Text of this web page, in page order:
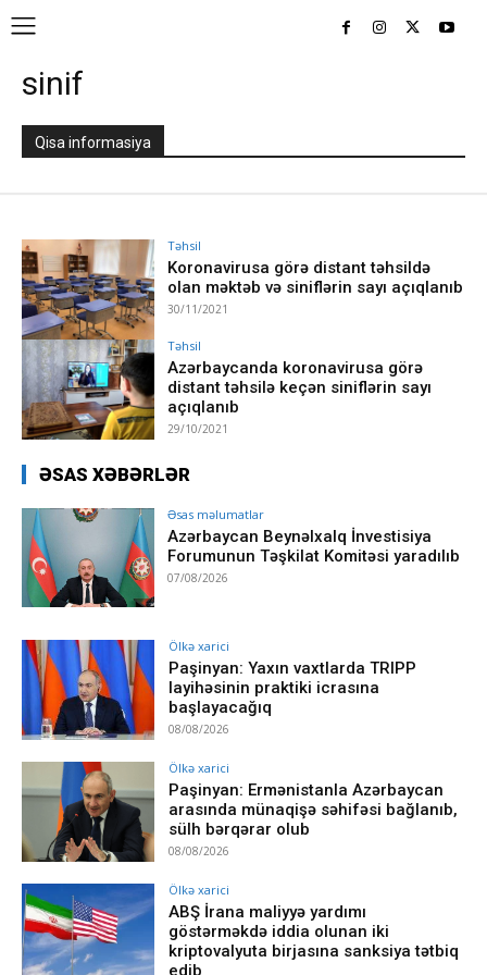
sinif
Qisa informasiya
Təhsil
Koronavirusa görə distant təhsildə
olan məktəb və siniflərin sayı açıqlanıb
30/11/2021
Təhsil
Azərbaycanda koronavirusa görə
distant təhsilə keçən siniflərin sayı
açıqlanıb
29/10/2021
ƏSAS XƏBƏRLƏR
Əsas məlumatlar
Azərbaycan Beynəlxalq İnvestisiya
Forumunun Təşkilat Komitəsi yaradılıb
07/08/2026
Ölkə xarici
Paşinyan: Yaxın vaxtlarda TRIPP
layihəsinin praktiki icrasına
başlayacağıq
08/08/2026
Ölkə xarici
Paşinyan: Ermənistanla Azərbaycan
arasında münaqişə səhifəsi bağlanıb,
sülh bərqərar olub
08/08/2026
Ölkə xarici
ABŞ İrana maliyyə yardımı
göstərməkdə iddia olunan iki
kriptovalyuta birjasına sanksiya tətbiq
edib